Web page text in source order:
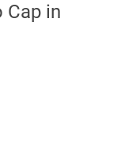
Cap in